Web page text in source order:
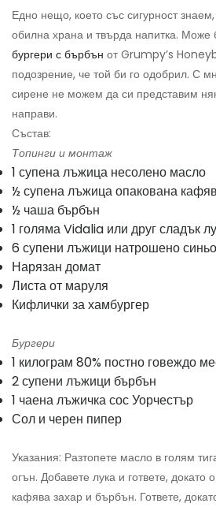
Едно нещо, което със сигурност
обилна храна и твърда напитка. Може
бургери с бърбън от Grumpy’s
подозрение, че той би го одобрил. С
сирене не можем да си представим
направи.
Състав:
Топинги и монтаж
1 супена лъжица несолено масло
½ супена лъжица опакована
½ чаша бърбън
1 голяма Vidalia или друг сладък
6 супени лъжици натрошено
Нарязан домат
Листа от маруля
Кифлички за хамбургер
Бургери
1 килограм 80% постно говеждо
2 супени лъжици бърбън
1 чаена лъжичка сос Уорчестър
Сол и черен пипер
Указания: Разтопете масло в голям
огън. Добавете лука и гответе, докато
кафява захар и бърбън. Гответе,